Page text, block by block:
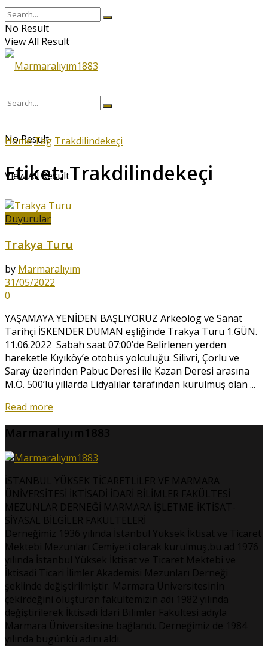
No Result
View All Result
No Result
View All Result
HomeTag Trakdilindekeçi
Etiket:Trakdilindekeçi
Duyurular
Trakya Turu
by Marmaralıyım
31/05/2022
0
YAŞAMAYA YENİDEN BAŞLIYORUZ Arkeolog ve Sanat
Tarihçi İSKENDER DUMAN eşliğinde Trakya Turu 1.GÜN.
11.06.2022 Sabah saat 07:00’de Belirlenen yerden
hareketle Kıyıköy’e otobüs yolculuğu. Silivri, Çorlu ve
Saray üzerinden Pabuc Deresi ile Kazan Deresi arasına
M.Ö. 500’lü yıllarda Lidyalılar tarafından kurulmuş olan ...
Read more
Marmaralıyım1883
İSTANBUL YÜKSEK TİCARETLİLER VE MARMARA
ÜNİVERSİTESİ İKTİSADİ İDARİ BİLİMLER FAKÜLTESİ
MEZUNLAR DERNEĞİ MARMARA İŞLETME-İKTİSAT-
SİYASAL BİLGİLER FAKÜLTELERİ
Derneğimiz 1936 yılında İstanbul Yüksek İktisat ve Ticaret
Mektebi Mezunları Cemiyeti olarak kurulmuş,bu ad 1976
yılında İstanbul Yüksek İktisat ve Ticaret Mektebi ve
İktisadi Ticari İlimler Akademisi Mezunları Derneği
şeklinde değiştirilmiştir. Marmara Üniversitesinin
çekirdeğini oluşturan fakültemizin adı 1982 yılında
değiştirilerek İktisadi İdari Bilimler Fakültesi adıyla
Marmara Üniversitesine bağlandı. Derneğimiz de 1984
yılında bugünkü adını aldı.